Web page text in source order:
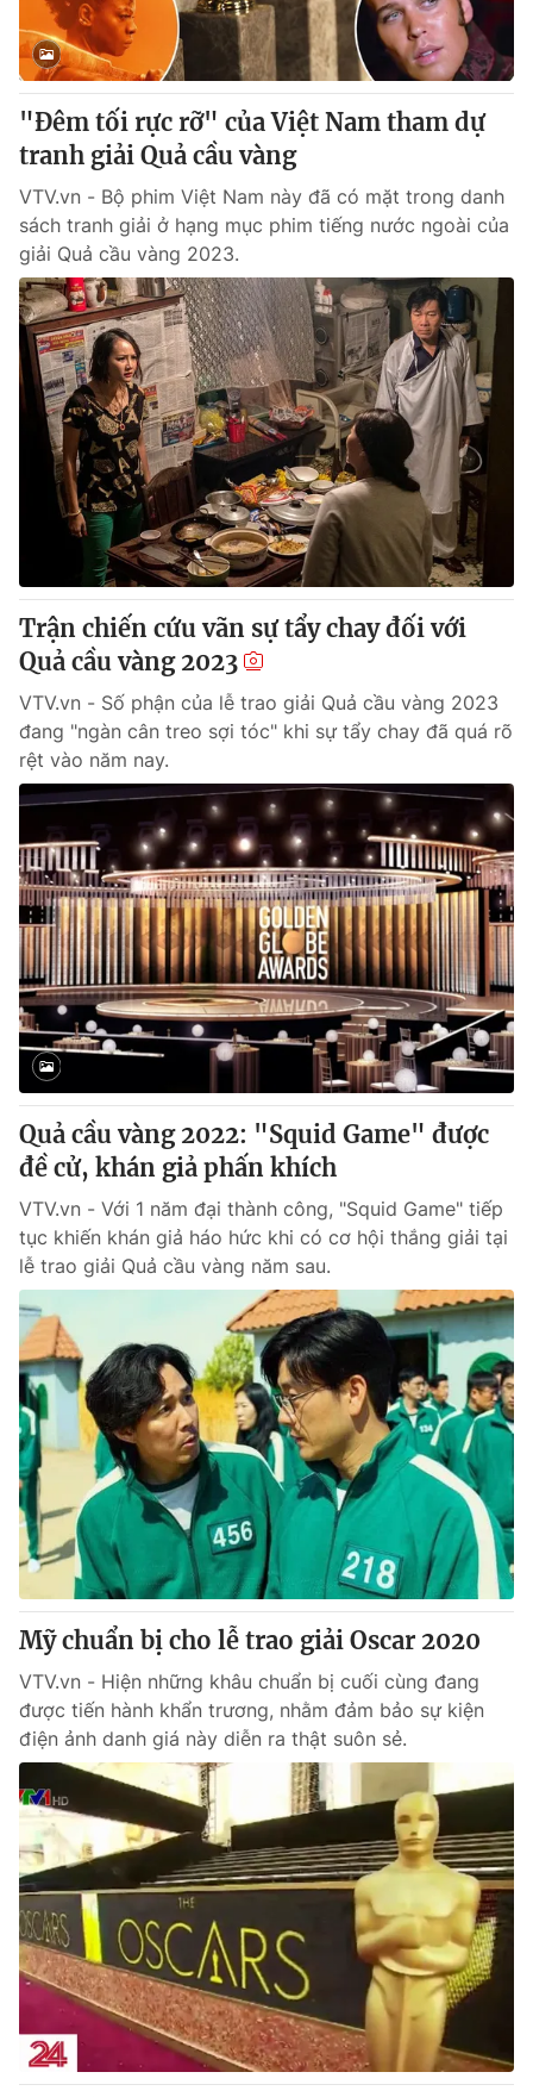
"Đêm tối rực rỡ" của Việt Nam tham dự
tranh giải Quả cầu vàng
VTV.vn - Bộ phim Việt Nam này đã có mặt trong danh
sách tranh giải ở hạng mục phim tiếng nước ngoài của
giải Quả cầu vàng 2023.
Trận chiến cứu vãn sự tẩy chay đối với
Quả cầu vàng 2023
VTV.vn - Số phận của lễ trao giải Quả cầu vàng 2023
đang "ngàn cân treo sợi tóc" khi sự tẩy chay đã quá rõ
rệt vào năm nay.
Quả cầu vàng 2022: "Squid Game" được
đề cử, khán giả phấn khích
VTV.vn - Với 1 năm đại thành công, "Squid Game" tiếp
tục khiến khán giả háo hức khi có cơ hội thắng giải tại
lễ trao giải Quả cầu vàng năm sau.
Mỹ chuẩn bị cho lễ trao giải Oscar 2020
VTV.vn - Hiện những khâu chuẩn bị cuối cùng đang
được tiến hành khẩn trương, nhằm đảm bảo sự kiện
điện ảnh danh giá này diễn ra thật suôn sẻ.